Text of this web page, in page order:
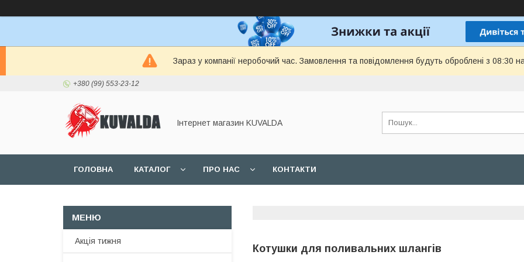
Зараз у компанії неробочий час. Замовлення та повідомлення будуть оброблені з 08:30
+380 (99) 553-23-12
Інтернет магазин KUVALDA
ГОЛОВНА КАТАЛОГ ПРО НАС КОНТАКТИ
Котушки для поливальних шлангів
Акція тижня